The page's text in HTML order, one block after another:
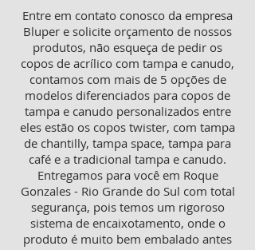
Entre em contato conosco da empresa
Bluper e solicite orçamento de nossos
produtos, não esqueça de pedir os
copos de acrílico com tampa e canudo,
contamos com mais de 5 opções de
modelos diferenciados para copos de
tampa e canudo personalizados entre
eles estão os copos twister, com tampa
de chantilly, tampa space, tampa para
café e a tradicional tampa e canudo.
Entregamos para você em Roque
Gonzales - Rio Grande do Sul com total
segurança, pois temos um rigoroso
sistema de encaixotamento, onde o
produto é muito bem embalado antes